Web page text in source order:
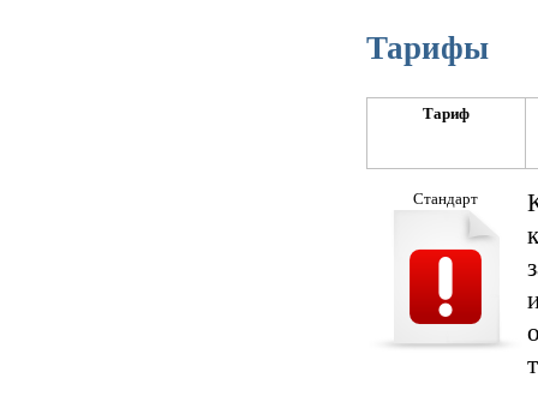
Тарифы
Тариф
Стандарт